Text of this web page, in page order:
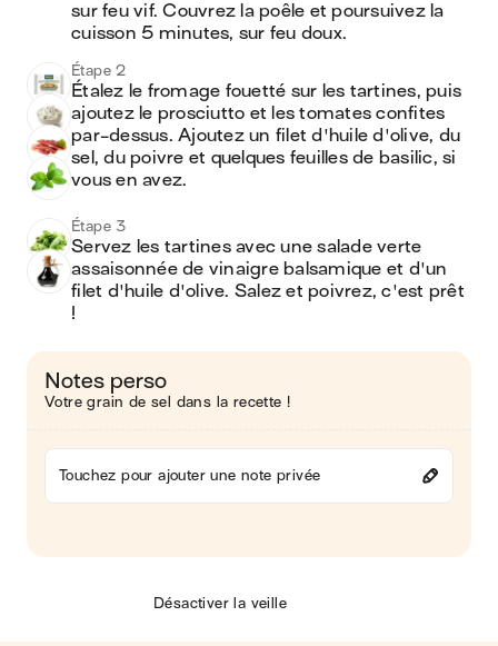
sur feu vif. Couvrez la poêle et poursuivez la
cuisson 5 minutes, sur feu doux.
Étape 2
Étalez le fromage fouetté sur les tartines, puis
ajoutez le prosciutto et les tomates confites
par-dessus. Ajoutez un filet d'huile d'olive, du
sel, du poivre et quelques feuilles de basilic, si
vous en avez.
Étape 3
Servez les tartines avec une salade verte
assaisonnée de vinaigre balsamique et d'un
filet d'huile d'olive. Salez et poivrez, c'est prêt
!
Notes perso
Votre grain de sel dans la recette !
Touchez pour ajouter une note privée
Désactiver la veille